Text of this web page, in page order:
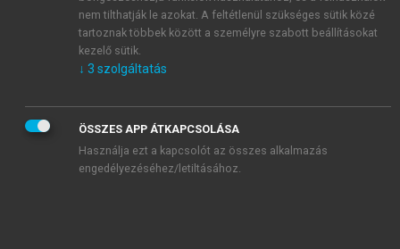
mersz.huoldalak licencszerződéseiben foglaltakat
tudomásul veszem és elfogadom.
KIPRÓBÁLOM
nem tilthatják le azokat. A feltétlenül szükséges sütik közé
tartoznak többek között a személyre szabott beállításokat
kezelő sütik.
↓ 3 szolgáltatás
ÖSSZES APP ÁTKAPCSOLÁSA
Használja ezt a kapcsolót az összes alkalmazás
engedélyezéséhez/letiltásához.